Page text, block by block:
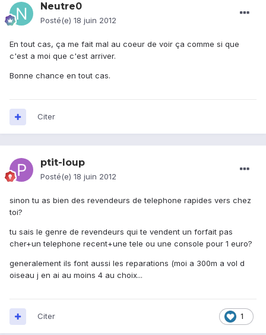
Neutre0
Posté(e) 18 juin 2012
En tout cas, ça me fait mal au coeur de voir ça comme si que
c'est a moi que c'est arriver.
Bonne chance en tout cas.
Citer
ptit-loup
Posté(e) 18 juin 2012
sinon tu as bien des revendeurs de telephone rapides vers chez
toi?
tu sais le genre de revendeurs qui te vendent un forfait pas
cher+un telephone recent+une tele ou une console pour 1 euro?
generalement ils font aussi les reparations (moi a 300m a vol d
oiseau j en ai au moins 4 au choix...
1
Citer